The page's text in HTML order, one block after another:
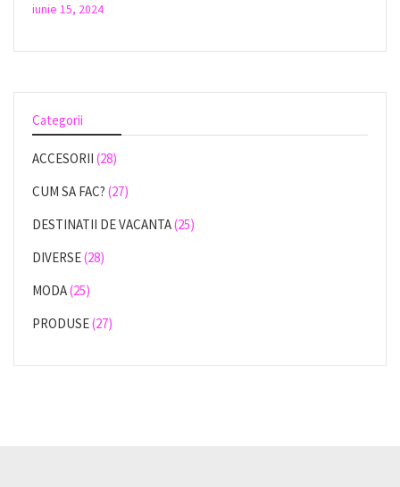
iunie 15, 2024
Categorii
ACCESORII (28)
CUM SA FAC? (27)
DESTINATII DE VACANTA(25)
DIVERSE(28)
MODA(25)
PRODUSE(27)